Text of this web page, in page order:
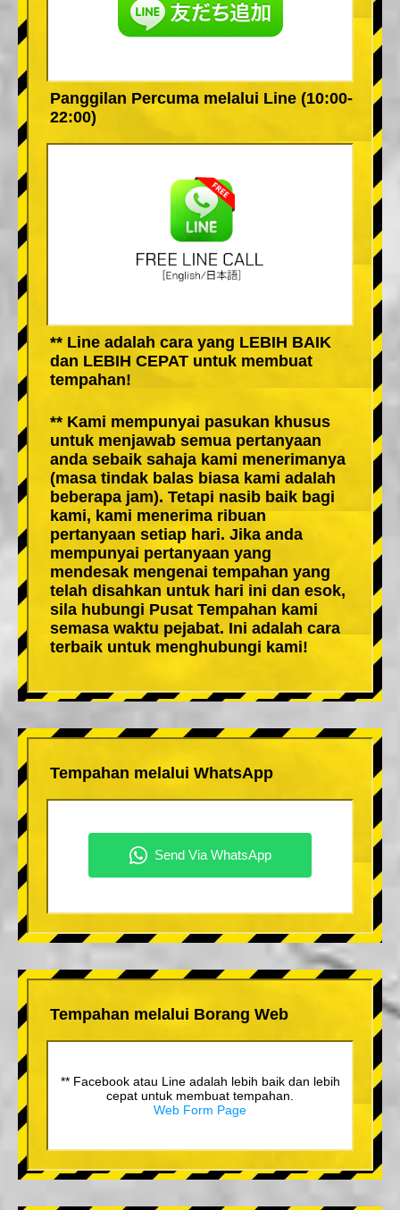
Panggilan Percuma melalui Line (10:00-
22:00)
** Line adalah cara yang LEBIH BAIK
dan LEBIH CEPAT untuk membuat
tempahan!
** Kami mempunyai pasukan khusus
untuk menjawab semua pertanyaan
anda sebaik sahaja kami menerimanya
(masa tindak balas biasa kami adalah
beberapa jam). Tetapi nasib baik bagi
kami, kami menerima ribuan
pertanyaan setiap hari. Jika anda
mempunyai pertanyaan yang
mendesak mengenai tempahan yang
telah disahkan untuk hari ini dan esok,
sila hubungi Pusat Tempahan kami
semasa waktu pejabat. Ini adalah cara
terbaik untuk menghubungi kami!
Tempahan melalui WhatsApp
Tempahan melalui Borang Web
** Facebook atau Line adalah lebih baik dan lebih
cepat untuk membuat tempahan.
Web Form Page